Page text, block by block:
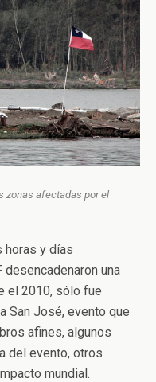
zonas afectadas por el
horas y días
una
el 2010, sólo fue
San José, evento que
afines, algunos
del evento, otros
mundial.